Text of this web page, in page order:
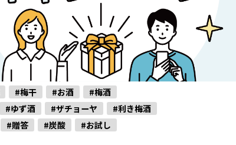
#梅干 #お酒
#梅酒
#ゆず酒 #ザチョーヤ
#利き梅酒
#贈答 #炭酸
#お試し